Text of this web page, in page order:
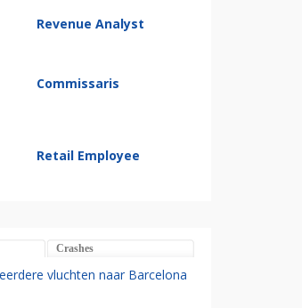
Revenue Analyst
Commissaris
Retail Employee
Crashes
vluchten naar Barcelona